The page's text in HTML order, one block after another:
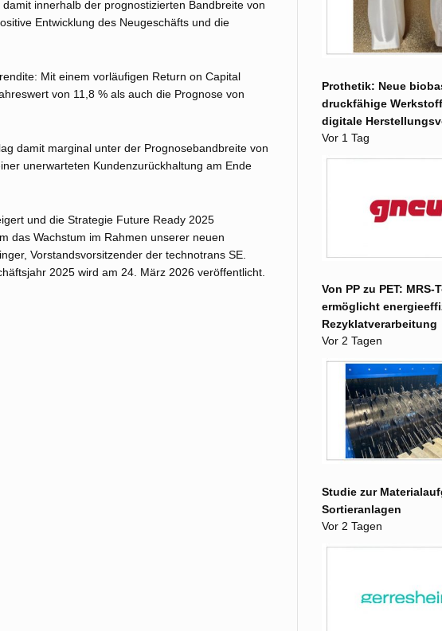
innerhalb der prognostizierten Bandbreite von
Entwicklung des Neugeschäfts und die
Mit einem vorläufigen Return on Capital
von 11,8 % als auch die Prognose von
damit marginal unter der Prognosebandbreite von
unerwarteten Kundenzurückhaltung am Ende
und die Strategie Future Ready 2025
das Wachstum im Rahmen unserer neuen
Vorstandsvorsitzender der technotrans SE.
2025 wird am 24. März 2026 veröffentlicht.
Prothetik: Neue
druckfähige
digitale
Vor 1 Tag
Von PP zu PET:
ermöglicht
Rezyklatverarbeitung
Vor 2 Tagen
Studie zur
Sortieranlagen
Vor 2 Tagen